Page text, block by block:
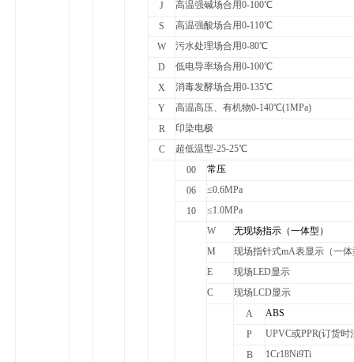
J
高温强碱场合用0-100℃
S
高温强酸场合用0-110℃
W
污水处理场合用0-80℃
D
低电导率场合用0-100℃
X
消毒发酵场合用0-135℃
Y
高温高压、有机物0-140℃(1MPa)
R
印染电极
C
超低温型-25-25℃
00
常压
06
≤0.6MPa
10
≤1.0MPa
W
无现场指示（一体型）
M
现场指针式mA表显示（一
E
现场LED显示
C
现场LCD显示
A
ABS
P
UPVC或PPR(订货时
B
1Cr18Ni9Ti